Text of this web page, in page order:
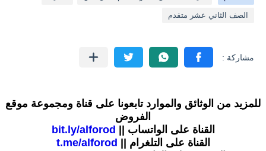
الصف الثاني عشر متقدم
للمزيد من الوثائق والموارد تابعونا على قناة ومجموعة موقع
الفروض
القناة على الواتساب ||
bit.ly/alforod
القناة على التلغرام ||
t.me/alforod